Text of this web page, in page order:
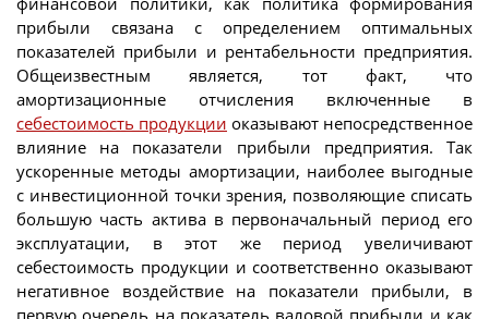
прибыли связана с определением оптимальных
показателей прибыли и рентабельности предприятия.
Общеизвестным является, тот факт, что
амортизационные отчисления включенные в
себестоимость продукции оказывают непосредственное
влияние на показатели прибыли предприятия. Так
ускоренные методы амортизации, наиболее выгодные
с инвестиционной точки зрения, позволяющие списать
большую часть актива в первоначальный период его
эксплуатации, в этот же период увеличивают
себестоимость продукции и соответственно оказывают
негативное воздействие на показатели прибыли, в